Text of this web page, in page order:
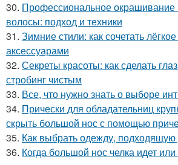
30. Профессиональное окрашивание
волосы: подход и техники
31. Зимние стили: как сочетать
аксессуарами
32. Секреты красоты: как сделать
стробинг чистым
33. Все, что нужно знать о выборе
34. Прически для обладательниц
скрыть большой нос с помощью
35. Как выбрать одежду,
36. Когда большой нос челка идет